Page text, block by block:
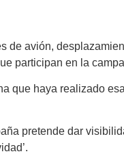
avión,
participan en la
haya realizado
pretende dar